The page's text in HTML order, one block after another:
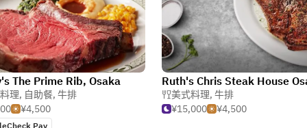
The Prime Rib, Osaka
理, 自助餐, 牛排
¥4,500
Pay
Ruth's Chris Steak House
美式料理, 牛排
¥15,000
¥4,500